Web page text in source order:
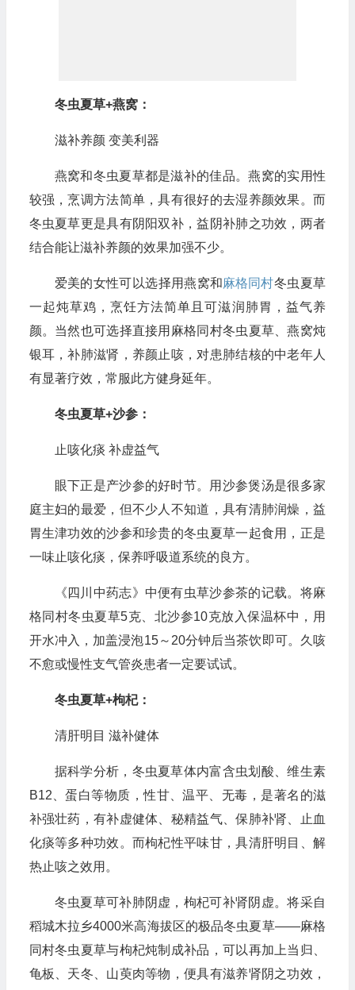
冬虫夏草+燕窝：
滋补养颜 变美利器
燕窝和冬虫夏草都是滋补的佳品。燕窝的实用性
较强，烹调方法简单，具有很好的去湿养颜效果。而
冬虫夏草更是具有阴阳双补，益阴补肺之功效，两者
结合能让滋补养颜的效果加强不少。
爱美的女性可以选择用燕窝和麻格同村冬虫夏草
一起炖草鸡，烹饪方法简单且可滋润肺胃，益气养
颜。当然也可选择直接用麻格同村冬虫夏草、燕窝炖
银耳，补肺滋肾，养颜止咳，对患肺结核的中老年人
有显著疗效，常服此方健身延年。
冬虫夏草+沙参：
止咳化痰 补虚益气
眼下正是产沙参的好时节。用沙参煲汤是很多家
庭主妇的最爱，但不少人不知道，具有清肺润燥，益
胃生津功效的沙参和珍贵的冬虫夏草一起食用，正是
一味止咳化痰，保养呼吸道系统的良方。
《四川中药志》中便有虫草沙参茶的记载。将麻
格同村冬虫夏草5克、北沙参10克放入保温杯中，用
开水冲入，加盖浸泡15～20分钟后当茶饮即可。久咳
不愈或慢性支气管炎患者一定要试试。
冬虫夏草+枸杞：
清肝明目 滋补健体
据科学分析，冬虫夏草体内富含虫划酸、维生素
B12、蛋白等物质，性甘、温平、无毒，是著名的滋
补强壮药，有补虚健体、秘精益气、保肺补肾、止血
化痰等多种功效。而枸杞性平味甘，具清肝明目、解
热止咳之效用。
冬虫夏草可补肺阴虚，枸杞可补肾阴虚。将采自
稻城木拉乡4000米高海拔区的极品冬虫夏草——麻格
同村冬虫夏草与枸杞炖制成补品，可以再加上当归、
龟板、天冬、山萸肉等物，便具有滋养肾阴之功效，